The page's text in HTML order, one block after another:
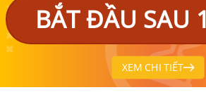
BẮT ĐẦU SAU
XEM CHI TIẾT